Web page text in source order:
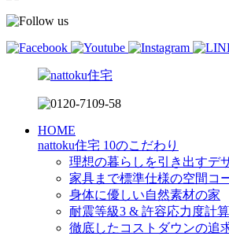
HOME
nattoku住宅 10のこだわり
理想の暮らしを引き出すデ
家具まで標準仕様の空間コ
身体に優しい自然素材の家
耐震等級3 & 許容応力度計
徹底したコストダウンの追